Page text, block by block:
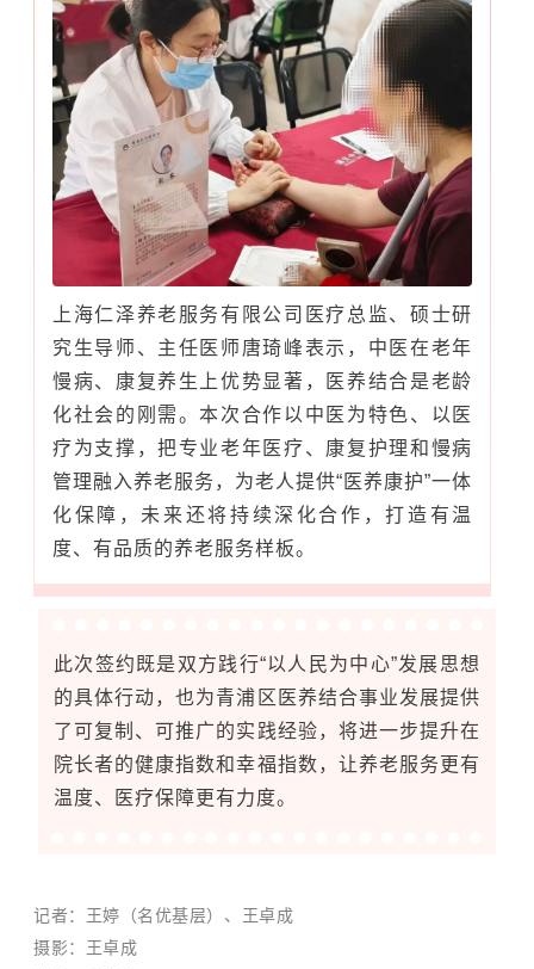
上海仁泽养老服务有限公司医疗总监、硕士研
究生导师、主任医师唐琦峰表示，中医在老年
慢病、康复养生上优势显著，医养结合是老龄
化社会的刚需。本次合作以中医为特色、以医
疗为支撑，把专业老年医疗、康复护理和慢病
管理融入养老服务，为老人提供“医养康护”一体
化保障，未来还将持续深化合作，打造有温
度、有品质的养老服务样板。
此次签约既是双方践行“以人民为中心”发展思想
的具体行动，也为青浦区医养结合事业发展提供
了可复制、可推广的实践经验，将进一步提升在
院长者的健康指数和幸福指数，让养老服务更有
温度、医疗保障更有力度。
记者：王婷（名优基层）、王卓成
摄影：王卓成